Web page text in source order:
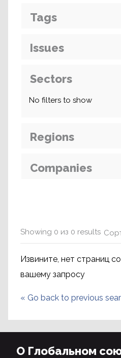
Showing 0 из 0 results
Извините, нет страниц
вашему запросу
« Go back to previous
Tags
Issues
Sectors
No filters to show
Regions
Companies
О Глобальном